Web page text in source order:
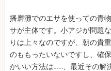
播磨灘でのエサを使っての青
サが主体です。小アジが問題
りは上々なのですが、朝の貴
のももったいないですし、確
かいい方法は……、最近その解